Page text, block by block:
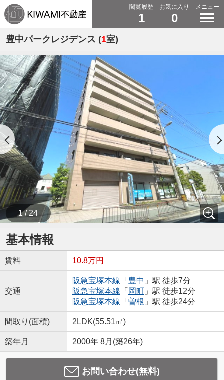
閲覧履歴
1
お気に入り
0
メニュー
豊中パークレジデンス (1室)
1 / 24
基本情報
賃料 10.8万円
交通
阪急宝塚本線 「 豊中 」駅 徒歩7分
阪急宝塚本線 「 岡町」駅 徒歩12分
阪急宝塚本線 「 曽根 」駅 徒歩24分
間取り(面積) 2LDK(55.51㎡)
築年月 2000年 8月(築26年)
お問い合わせ(無料)